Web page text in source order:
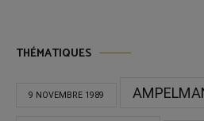
THÉMATIQUES
9 NOVEMBRE 1989